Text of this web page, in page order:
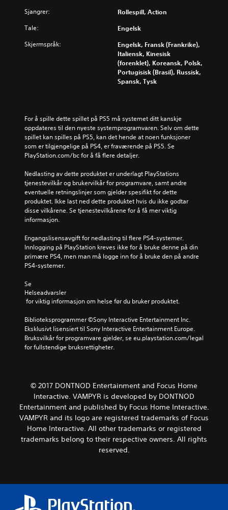
Sjangrer: Rollespill, Action
Tale: Engelsk
Skjermspråk:
Engelsk, Fransk (Frankrike),
Italiensk, Kinesisk
(forenklet), Koreansk, Polsk,
Portugisisk (Brasil), Russisk,
Spansk, Tysk
For å spille dette spillet på PS5 må systemet ditt kanskje
oppdateres til den nyeste systemprogramvaren. Selv om dette
spillet kan spilles på PS5, kan det hende at noen funksjoner
som er tilgjengelige på PS4, er fraværende på PS5. Se
PlayStation.com/bc for å få flere detaljer.
Nedlasting av dette produktet er underlagt PlayStations
tjenestevilkår og brukervilkår for programvare, samt andre
eventuelle retningslinjer som gjelder spesifikt for dette
produktet. Ikke last ned dette produktet hvis du ikke godtar
disse vilkårene. Se tjenestevilkårene for å få mer viktig
informasjon.
Engangslisensavgift for nedlasting til flere PS4-systemer.
Innlogging på PlayStation kreves ikke for å bruke denne på din
primære PS4, men man må logge inn for å bruke den på andre
PS4-systemer.
Se
Helseadvarsler
for viktig informasjon om helse før du bruker produktet.
Biblioteksprogrammer ©Sony Interactive Entertainment Inc.
Eksklusivt lisensiert til Sony Interactive Entertainment Europe.
Bruksvilkår for programvare gjelder, se eu.playstation.com/legal
for fullstendige bruksrettigheter.
© 2017 DONTNOD Entertainment and Focus Home
Interactive. VAMPYR is developed by DONTNOD
Entertainment and published by Focus Home Interactive.
VAMPYR and its logo are registered trademarks of Focus
Home Interactive. All other trademarks or registered
trademarks belong to their respective owners. All rights
reserved.